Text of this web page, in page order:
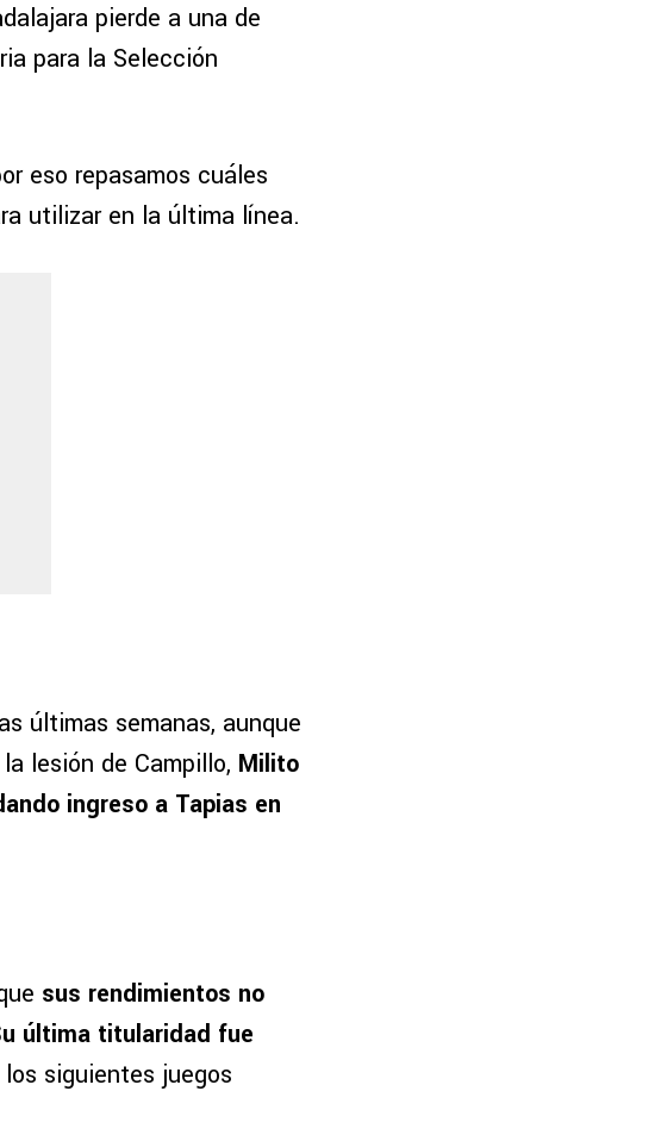
pierde a una de
para la Selección
eso repasamos cuáles
utilizar en la última línea.
últimas semanas, aunque
lesión de Campillo, Milito
ingreso a Tapias en
sus rendimientos no
última titularidad fue
siguientes juegos